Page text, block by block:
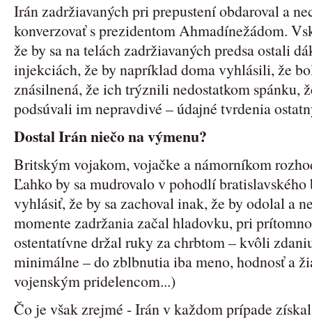
Irán zadržiavaných pri prepustení obdaroval a
konverzovať s prezidentom Ahmadínežádom.
že by sa na telách zadržiavaných predsa ostali
injekciách, že by napríklad doma vyhlásili, že
znásilnená, že ich trýznili nedostatkom spánku,
podsúvali im nepravdivé – údajné tvrdenia
Dostal Irán niečo na výmenu?
Britským vojakom, vojačke a námorníkom
Ľahko by sa mudrovalo v pohodlí
vyhlásiť, že by sa zachoval inak, že by odolal a
momente zadržania začal hladovku, pri
ostentatívne držal ruky za chrbtom – kvôli
minimálne – do zblbnutia iba meno, hodnosť a
vojenským pridelencom...)
Čo je však zrejmé - Irán v každom prípade